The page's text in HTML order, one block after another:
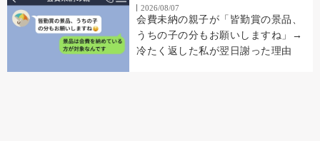
2026/08/07
会費未納の親子が「皆勤賞の景品、
うちの子の分もお願いしますね」→
冷たく返した私が翌日謝った理由